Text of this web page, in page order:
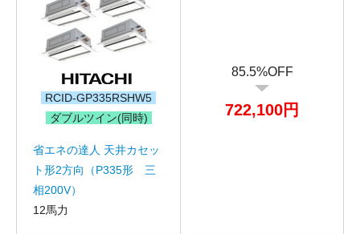
RCID-GP335RSHW5
ダブルツイン(同時)
省エネの達人 天井カセッ
ト形2方向（P335形 三
相200V）
12馬力
85.5%OFF
722,100円
お名前
電話番号
メールアドレス